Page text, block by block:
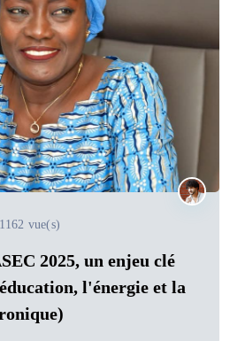
1162 vue(s)
2025, un enjeu clé
l'énergie et la